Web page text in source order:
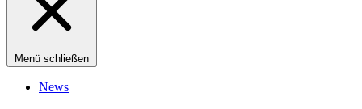
Menü schließen
News